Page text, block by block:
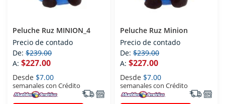
Peluche Ruz MINION_4
Precio de contado
De: $239.00
A: $227.00
Desde $7.00
semanales con Crédito
Peluche Ruz Minion
Precio de contado
De: $239.00
A: $227.00
Desde $7.00
semanales con Crédito